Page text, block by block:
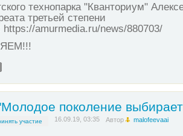
технопарка "Кванториум"
третьей степени
amurmedia.ru/news/880703/
поколение
участие 16.09.19, 03:35 Автор malofeevaai